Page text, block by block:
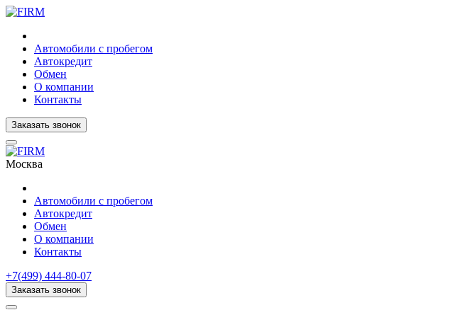
Автомобили с пробегом
Автокредит
Обмен
О компании
Контакты
Заказать звонок
Москва
Автомобили с пробегом
Автокредит
Обмен
О компании
Контакты
+7(499) 444-80-07
Заказать звонок